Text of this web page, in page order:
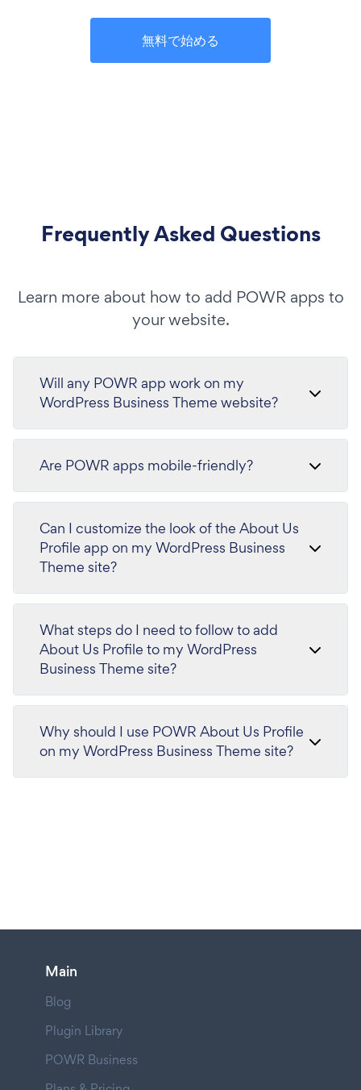
無料で始める
Frequently Asked Questions
Learn more about how to add POWR apps to
your website.
Will any POWR app work on my
WordPress Business Theme website?
Are POWR apps mobile-friendly?
Can I customize the look of the About Us
Profile app on my WordPress Business
Theme site?
What steps do I need to follow to add
About Us Profile to my WordPress
Business Theme site?
Why should I use POWR About Us Profile
on my WordPress Business Theme site?
Main
Blog
Plugin Library
POWR Business